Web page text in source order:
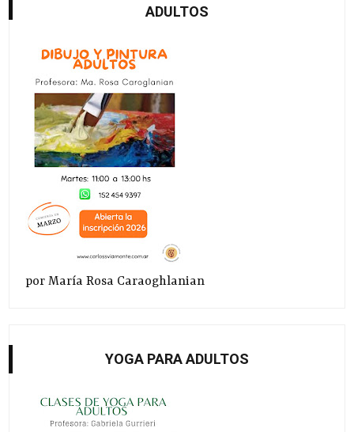
ADULTOS
por María Rosa Caraoghlanian
YOGA PARA ADULTOS